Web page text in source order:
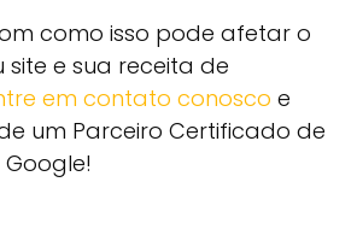
como isso pode afetar o
e sua receita de
em contato conosco e
um Parceiro Certificado de